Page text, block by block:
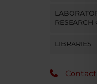
RESEARCH
LIBRARIES